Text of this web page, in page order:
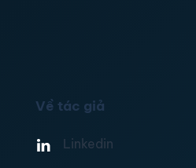
Về tác giả
Linkedin